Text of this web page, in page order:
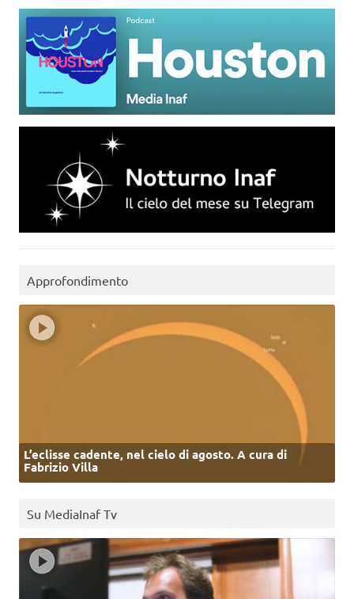
Approfondimento
L’eclisse cadente, nel cielo di agosto. A cura di
Fabrizio Villa
Su MediaInaf Tv